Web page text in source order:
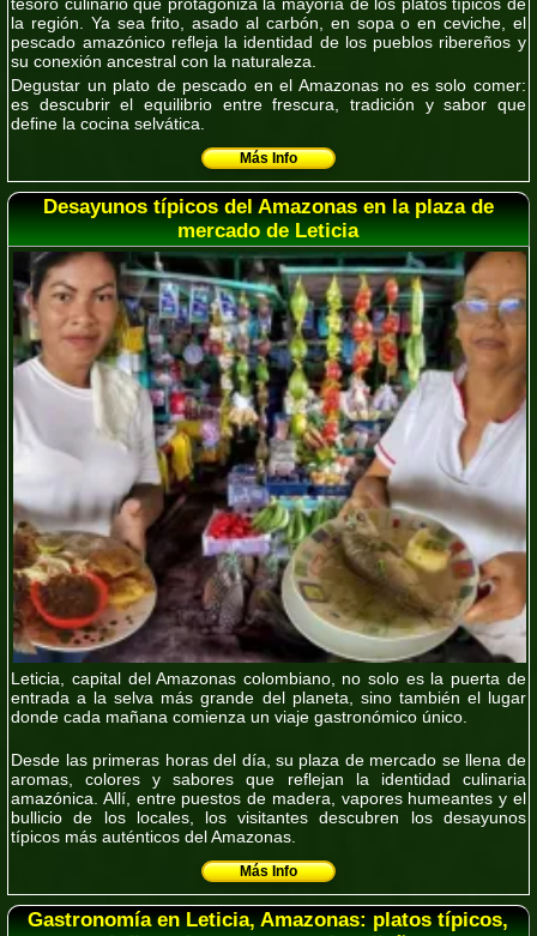
la región. Ya seafrito, asado al carbón, en sopa o en ceviche, el
pescado amazónico refleja la identidad de los pueblos ribereños y
su conexión ancestral con la naturaleza.
Degustar un plato de pescado en el Amazonas no es solo comer:
es descubrir el equilibrio entre frescura, tradición y sabor que
define la cocina selvática.
Más Info
Desayunos típicos del Amazonas en la plaza de
mercado de Leticia
Leticia, capital del Amazonas colombiano, no solo es la puerta de
entrada a la selva más grande del planeta, sino también el lugar
donde cada mañana comienza un viaje gastronómico único.
Desde las primeras horas del día, su plaza de mercado se llena de
aromas, colores y sabores que reflejan la identidad culinaria
amazónica. Allí, entre puestos de madera, vapores humeantes y el
bullicio de los locales, los visitantes descubren los desayunos
típicos más auténticos del Amazonas.
Más Info
Gastronomía en Leticia, Amazonas: platos típicos,